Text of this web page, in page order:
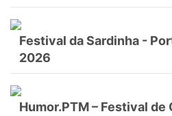
Festival da Sardinha -
2026
Humor.PTM – Festival de